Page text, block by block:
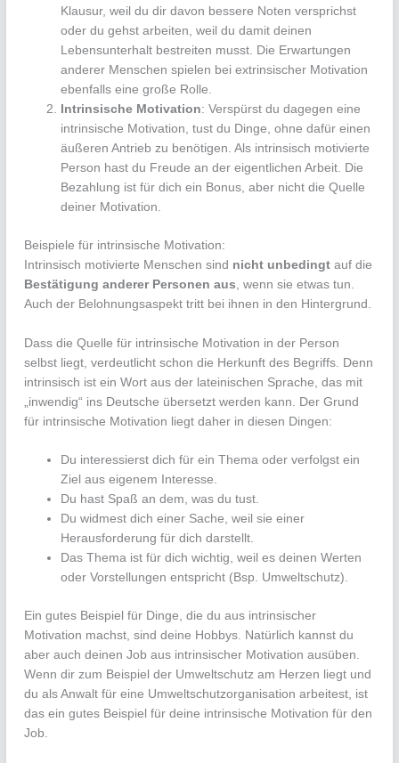
Klausur, weil du dir davon bessere Noten versprichst
oder du gehst arbeiten, weil du damit deinen
Lebensunterhalt bestreiten musst. Die Erwartungen
anderer Menschen spielen bei extrinsischer Motivation
ebenfalls eine große Rolle.
Intrinsische Motivation: Verspürst du dagegen eine
intrinsische Motivation, tust du Dinge, ohne dafür einen
äußeren Antrieb zu benötigen. Als intrinsisch motivierte
Person hast du Freude an der eigentlichen Arbeit. Die
Bezahlung ist für dich ein Bonus, aber nicht die Quelle
deiner Motivation.
Beispiele für intrinsische Motivation:
Intrinsisch motivierte Menschen sind nicht unbedingt auf die
Bestätigung anderer Personen aus , wenn sie etwas tun.
Auch der Belohnungsaspekt tritt bei ihnen in den Hintergrund.
Dass die Quelle für intrinsische Motivation in der Person
selbst liegt, verdeutlicht schon die Herkunft des Begriffs. Denn
intrinsisch ist ein Wort aus der lateinischen Sprache, das mit
„inwendig“ ins Deutsche übersetzt werden kann. Der Grund
für intrinsische Motivation liegt daher in diesen Dingen:
Du interessierst dich für ein Thema oder verfolgst ein
Ziel aus eigenem Interesse.
Du hast Spaß an dem, was du tust.
Du widmest dich einer Sache, weil sie einer
Herausforderung für dich darstellt.
Das Thema ist für dich wichtig, weil es deinen Werten
oder Vorstellungen entspricht (Bsp. Umweltschutz).
Ein gutes Beispiel für Dinge, die du aus intrinsischer
Motivation machst, sind deine Hobbys. Natürlich kannst du
aber auch deinen Job aus intrinsischer Motivation ausüben.
Wenn dir zum Beispiel der Umweltschutz am Herzen liegt und
du als Anwalt für eine Umweltschutzorganisation arbeitest, ist
das ein gutes Beispiel für deine intrinsische Motivation für den
Job.